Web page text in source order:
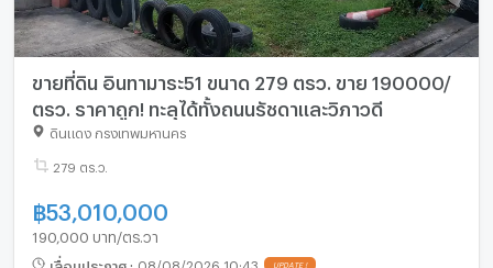
ขายที่ดิน อินทามาระ51 ขนาด 279 ตรว. ขาย 190000/
ตรว. ราคาถูก! ทะลุได้ทั้งถนนรัชดาและวิภาวดี
ดินแดง กรุงเทพมหานคร
279 ตร.ว.
฿53,010,000
190,000 บาท/ตร.วา
เลื่อนประกาศ : 08/08/2026 10:43 UPDATE !